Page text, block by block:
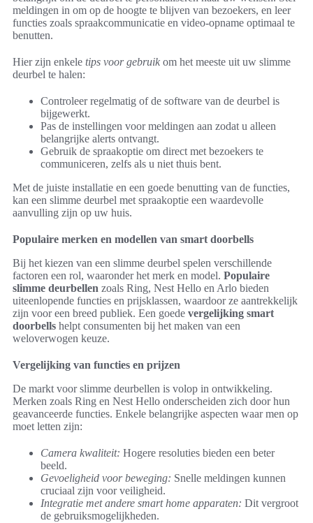
meldingen in om op de hoogte te blijven van bezoekers, en leer
functies zoals spraakcommunicatie en video-opname optimaal te
benutten.
Hier zijn enkele tips voor gebruik om het meeste uit uw slimme
deurbel te halen:
Controleer regelmatig of de software van de deurbel is
bijgewerkt.
Pas de instellingen voor meldingen aan zodat u alleen
belangrijke alerts ontvangt.
Gebruik de spraakoptie om direct met bezoekers te
communiceren, zelfs als u niet thuis bent.
Met de juiste installatie en een goede benutting van de functies,
kan een slimme deurbel met spraakoptie een waardevolle
aanvulling zijn op uw huis.
Populaire merken en modellen van smart doorbells
Bij het kiezen van een slimme deurbel spelen verschillende
factoren een rol, waaronder het merk en model. Populaire
slimme deurbellen zoals Ring, Nest Hello en Arlo bieden
uiteenlopende functies en prijsklassen, waardoor ze aantrekkelijk
zijn voor een breed publiek. Een goede vergelijking smart
doorbells helpt consumenten bij het maken van een
weloverwogen keuze.
Vergelijking van functies en prijzen
De markt voor slimme deurbellen is volop in ontwikkeling.
Merken zoals Ring en Nest Hello onderscheiden zich door hun
geavanceerde functies. Enkele belangrijke aspecten waar men op
moet letten zijn:
Camera kwaliteit: Hogere resoluties bieden een beter
beeld.
Gevoeligheid voor beweging: Snelle meldingen kunnen
cruciaal zijn voor veiligheid.
Integratie met andere smart home apparaten: Dit vergroot
de gebruiksmogelijkheden.